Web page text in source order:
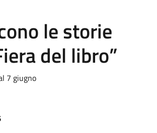
le storie
del libro”
7 giugno